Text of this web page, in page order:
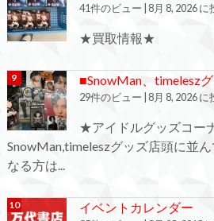
41件のビュー 8月 8, 2026
★買取情報★
■SnowMan、timelesz
29件のビュー 8月 8, 2026
★アイドルグッズコー
SnowMan,timeleszグッズ店頭に並
なる方は...
イベントカレンダー